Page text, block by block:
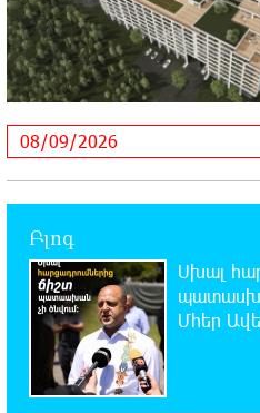
Ողբերգական
Կիևյան կամրջի
հայտնաբերվել է տղամարդու
Ադրբեջանի
18-ամյա աղջկա
հայտնաբերվել
Հայհիդրոմետի
22:07:09 8-08-2026
Արտակարգ դեպք՝
կոտրել են
Բլոգ
Սխալ
Մհեր